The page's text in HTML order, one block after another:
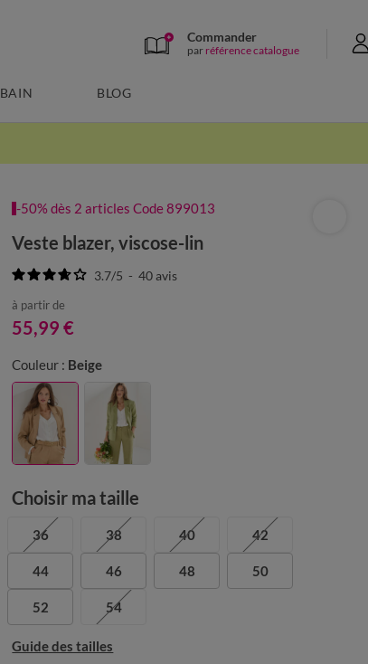
Commander
par référence catalogue
BAIN BLOG
-50% dès 2 articles Code 899013
Veste blazer, viscose-lin
3.7/5 - 40avis
à partir de
55,99 €
Couleur : Beige
Choisir ma taille
36 38 40 42
44 46 48 50
52 54
Guide des tailles